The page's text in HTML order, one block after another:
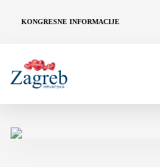
KONGRESNE INFORMACIJE